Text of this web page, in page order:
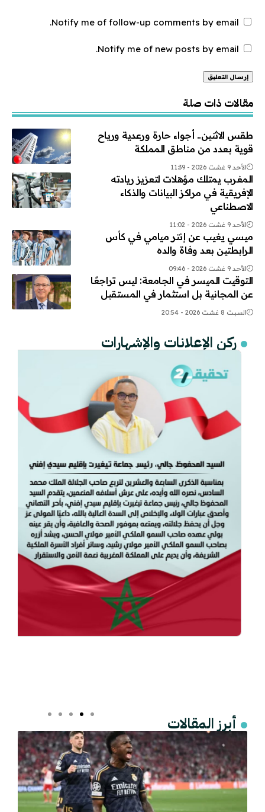
Notify me of follow-up comments by email.
Notify me of new posts by email.
مقالات ذات صلة
طقس الاثنين.. أجواء حارة ورعدية ورياح
قوية بعدد من مناطق المملكة
الأحد 9 غشت 2026 - 11:39
المغرب يمتلك مؤهلات لتعزيز ريادته
الإفريقية في مراكز البيانات والذكاء
الاصطناعي
الأحد 9 غشت 2026 - 11:02
ميسي يغيب عن إنتر ميامي في كأس
الرابطتين بعد وفاة والده
الأحد 9 غشت 2026 - 09:46
التوقيت الميسر في الجامعة: ليس تراجعًا
عن المجانية بل استثمار في المستقبل
السبت 8 غشت 2026 - 20:54
ركن الإعلانات والإشهارات
أبرز المقالات